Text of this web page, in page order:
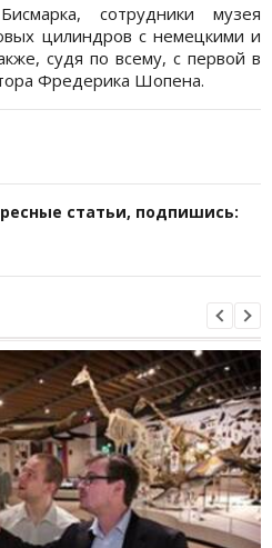
сотрудники музея
цилиндров с немецкими и
судя по всему, с первой в
Фредерика Шопена.
статьи, подпишись: